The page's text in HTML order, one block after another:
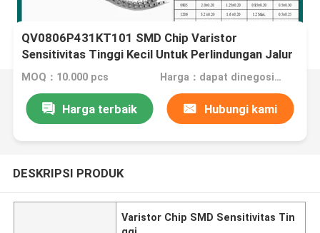
QV0806P431KT101 SMD Chip Varistor
Sensitivitas Tinggi Kecil Untuk Perlindungan Jalur
Listrik
MOQ：10.000 pcs Harga：dapat dinegosiasikan
Harga terbaik Hubungi kami
DESKRIPSI PRODUK
Varistor Chip SMD Sensitivitas Tin